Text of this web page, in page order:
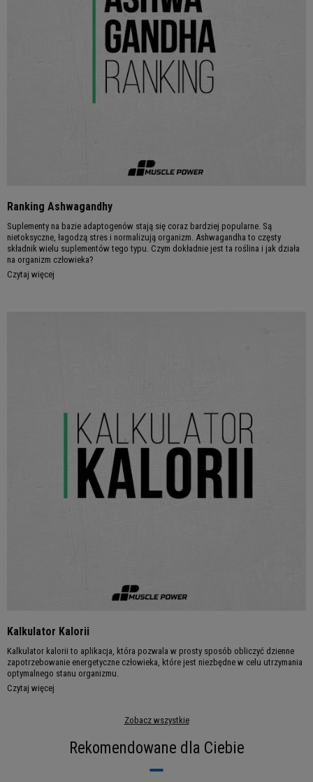
Ranking Ashwagandhy
Suplementy na bazie adaptogenów stają się coraz bardziej popularne. Są
nietoksyczne, łagodzą stres i normalizują organizm. Ashwagandha to częsty
składnik wielu suplementów tego typu. Czym dokładnie jest ta roślina i jak działa
na organizm człowieka?
Czytaj więcej
Kalkulator Kalorii
Kalkulator kalorii to aplikacja, która pozwala w prosty sposób obliczyć dzienne
zapotrzebowanie energetyczne człowieka, które jest niezbędne w celu utrzymania
optymalnego stanu organizmu.
Czytaj więcej
Zobacz wszystkie
Rekomendowane dla Ciebie